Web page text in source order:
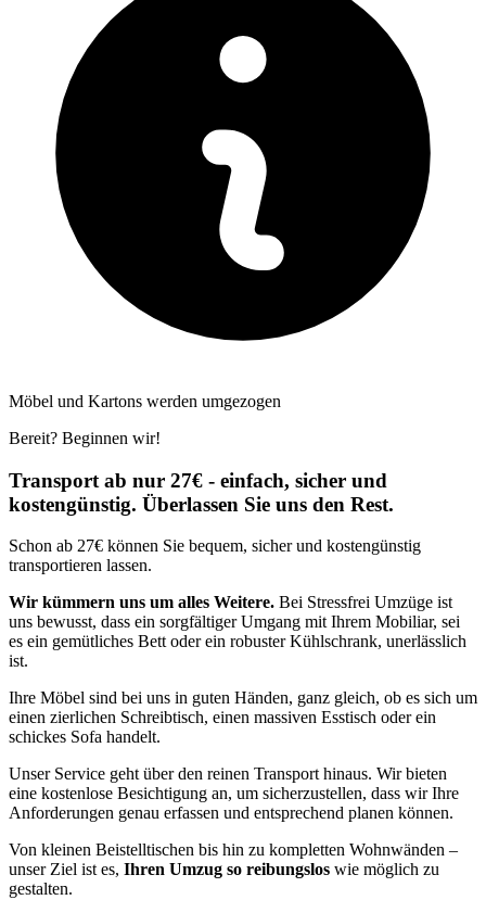
Möbel und Kartons werden umgezogen
Bereit? Beginnen wir!
Transport ab nur 27€ - einfach, sicher und
kostengünstig. Überlassen Sie uns den Rest.
Schon ab 27€ können Sie bequem, sicher und kostengünstig
transportieren lassen.
Wir kümmern uns um alles Weitere. Bei Stressfrei Umzüge ist
uns bewusst, dass ein sorgfältiger Umgang mit Ihrem Mobiliar, sei
es ein gemütliches Bett oder ein robuster Kühlschrank, unerlässlich
ist.
Ihre Möbel sind bei uns in guten Händen, ganz gleich, ob es sich um
einen zierlichen Schreibtisch, einen massiven Esstisch oder ein
schickes Sofa handelt.
Unser Service geht über den reinen Transport hinaus. Wir bieten
eine kostenlose Besichtigung an, um sicherzustellen, dass wir Ihre
Anforderungen genau erfassen und entsprechend planen können.
Von kleinen Beistelltischen bis hin zu kompletten Wohnwänden –
unser Ziel ist es, Ihren Umzug so reibungslos wie möglich zu
gestalten.